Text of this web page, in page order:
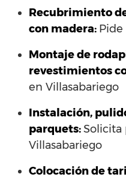
Recubrimiento
con madera: Pide
Montaje de
revestimientos
en Villasabariego
Instalación,
parquets:Solicita
Villasabariego
Colocación de